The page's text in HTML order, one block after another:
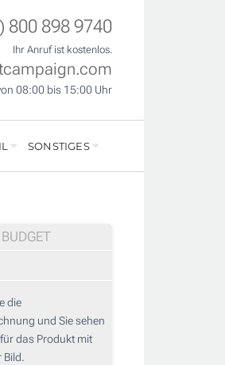
800 898 9740
Ihr Anruf ist kostenlos.
08:00 bis 15:00 Uhr
SONSTIGES
die
und Sie sehen
das Produkt mit
Bild.